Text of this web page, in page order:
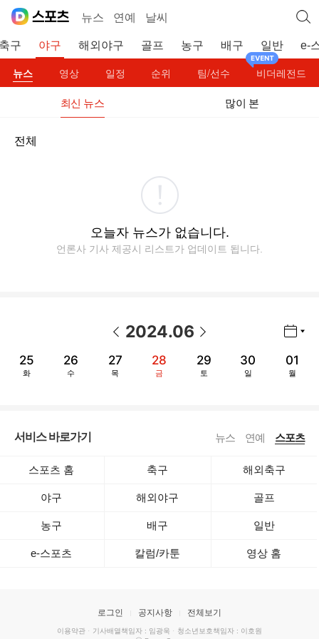
뉴스 연예 날씨
구 야구 해외야구 골프 농구 배구 일반 e-
뉴스 영상 일정 순위 팀/선수 비더레전드
최신 뉴스 많이 본
전체
오늘자 뉴스가 없습니다.
언론사 기사 제공시 리스트가 업데이트 됩니다.
2024.06
25
화
26
수
27
목
28
금
29
토
30
일
01
월
서비스 바로가기 뉴스 연예 스포츠
스포츠 홈 축구 해외축구
야구 해외야구 골프
농구 배구 일반
e-스포츠 칼럼/카툰 영상 홈
로그인 공지사항 전체보기
이용약관 · 기사배열책임자 : 임광욱 · 청소년보호책임자 : 이호원